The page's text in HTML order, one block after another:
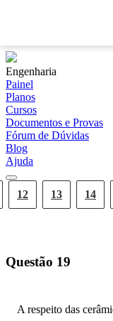
Engenharia
Painel
Planos
Cursos
Documentos e Provas
Fórum de Dúvidas
Blog
Ajuda
12 13 14
Questão 19
A respeito das